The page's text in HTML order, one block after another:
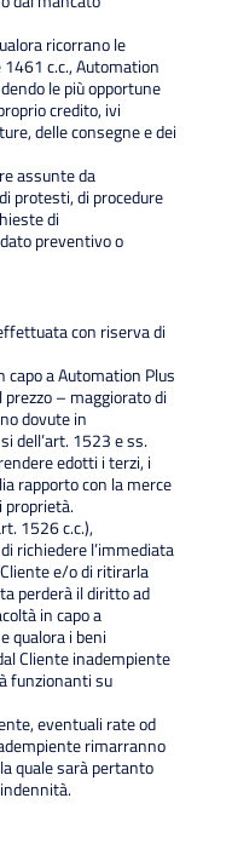
ricorrano le
c.c., Automation
le più opportune
credito, ivi
delle consegne e dei
assunte da
protesti, di procedure
di
preventivo o
con riserva di
a Automation Plus
prezzo – maggiorato di
dovute in
dell’art. 1523 e ss.
edotti i terzi, i
rapporto con la merce
proprietà.
1526 c.c.),
richiedere l’immediata
e/o di ritirarla
perderà il diritto ad
in capo a
qualora i beni
Cliente inadempiente
funzionanti su
eventuali rate od
rimarranno
quale sarà pertanto